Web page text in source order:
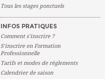
Tous les stages ponctuels
INFOS PRATIQUES
Comment s’inscrire ?
S’inscrire en Formation
Professionnelle
Tarifs et modes de règlements
Calendrier de saison